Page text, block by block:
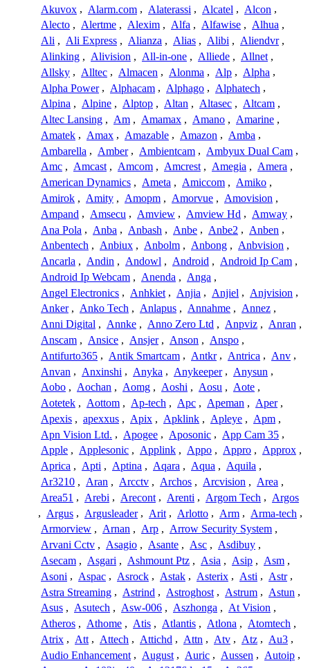
Akuvox , Alarm.com , Alaterassi , Alcatel , Alcon ,
Alecto , Alertme , Alexim , Alfa , Alfawise , Alhua ,
Ali , Ali Express , Alianza , Alias , Alibi , Aliendvr ,
Alinking , Alivision , All-in-one , Alliede , Allnet ,
Allsky , Alltec , Almacen , Alonma , Alp , Alpha ,
Alpha Power , Alphacam , Alphago , Alphatech ,
Alpina , Alpine , Alptop , Altan , Altasec , Altcam ,
Altec Lansing , Am , Amamax , Amano , Amarine ,
Amatek , Amax , Amazable , Amazon , Amba ,
Ambarella , Amber , Ambientcam , Ambyux Dual Cam ,
Amc , Amcast , Amcom , Amcrest , Amegia , Amera ,
American Dynamics , Ameta , Amiccom , Amiko ,
Amirok , Amity , Amopm , Amorvue , Amovision ,
Ampand , Amsecu , Amview , Amview Hd , Amway ,
Ana Pola , Anba , Anbash , Anbe , Anbe2 , Anben ,
Anbentech , Anbiux , Anbolm , Anbong , Anbvision ,
Ancarla , Andin , Andowl , Android , Android Ip Cam ,
Android Ip Webcam , Anenda , Anga ,
Angel Electronics , Anhkiet , Anjia , Anjiel , Anjvision ,
Anker , Anko Tech , Anlapus , Annahme , Annez ,
Anni Digital , Annke , Anno Zero Ltd , Anpviz , Anran ,
Anscam , Ansice , Ansjer , Anson , Anspo ,
Antifurto365 , Antik Smartcam , Antkr , Antrica , Anv ,
Anvan , Anxinshi , Anyka , Anykeeper , Anysun ,
Aobo , Aochan , Aomg , Aoshi , Aosu , Aote ,
Aotetek , Aottom , Ap-tech , Apc , Apeman , Aper ,
Apexis , apexxus , Apix , Apklink , Apleye , Apm ,
Apn Vision Ltd. , Apogee , Aposonic , App Cam 35 ,
Apple , Applesonic , Applink , Appo , Appro , Approx ,
Aprica , Apti , Aptina , Aqara , Aqua , Aquila ,
Ar3210 , Aran , Arcctv , Archos , Arcvision , Area ,
Area51 , Arebi , Arecont , Arenti , Argom Tech , Argos
, Argus , Argusleader , Arit , Arlotto , Arm , Arma-tech ,
Armorview , Arnan , Arp , Arrow Security System ,
Arvani Cctv , Asagio , Asante , Asc , Asdibuy ,
Asecam , Asgari , Ashmount Ptz , Asia , Asip , Asm ,
Asoni , Aspac , Asrock , Astak , Asterix , Asti , Astr ,
Astra Streaming , Astrind , Astroghost , Astrum , Astun ,
Asus , Asutech , Asw-006 , Aszhonga , At Vision ,
Atheros , Athome , Atis , Atlantis , Atlona , Atomtech ,
Atrix , Att , Attech , Attichd , Attn , Atv , Atz , Au3 ,
Audio Enhancement , August , Auric , Aussen , Autoip ,